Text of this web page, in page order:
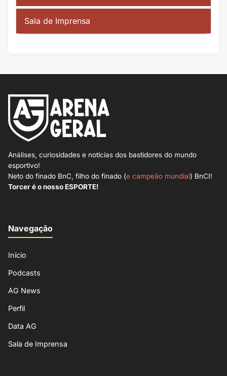
Sala de Imprensa
Análises, curiosidades e notícias dos bastidores do mundo
esportivo!
Neto do finado BnC, filho do finado (e campeão mundial) BnCI!
Torcer é o nosso ESPORTE!
Navegação
Início
Podcasts
AG News
Perfil
Data AG
Sala de Imprensa